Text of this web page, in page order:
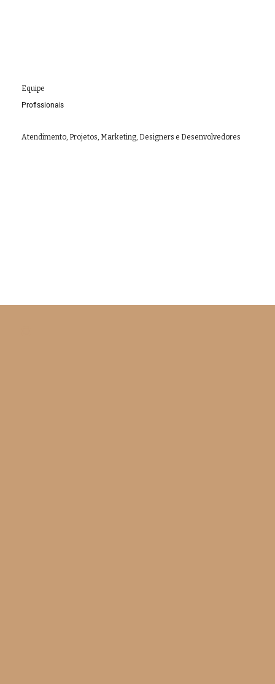
Equipe
Profissionais
Atendimento, Projetos, Marketing, Designers e Desenvolvedores